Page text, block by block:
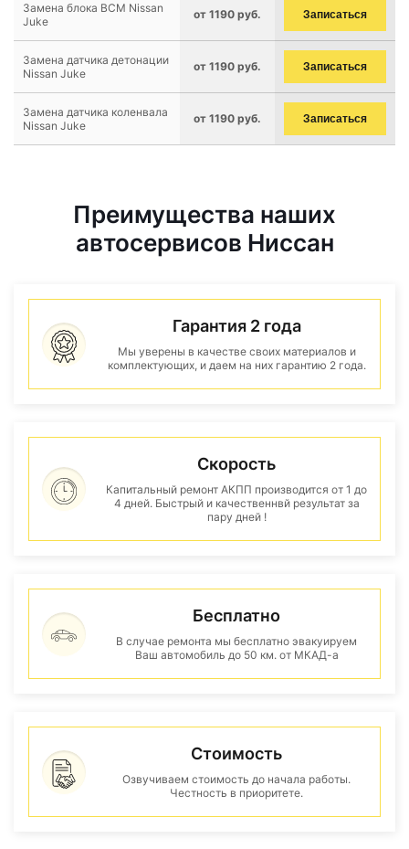
Замена блока BCM Nissan
Juke
от 1190 руб. Записаться
Замена датчика детонации
Nissan Juke
от 1190 руб. Записаться
Замена датчика коленвала
Nissan Juke
от 1190 руб. Записаться
Преимущества наших
автосервисов Ниссан
Гарантия 2 года
Мы уверены в качестве своих материалов и
комплектующих, и даем на них гарантию 2 года.
Скорость
Капитальный ремонт АКПП производится от 1 до
4 дней. Быстрый и качественнвй результат за
пару дней !
Бесплатно
В случае ремонта мы бесплатно эвакуируем
Ваш автомобиль до 50 км. от МКАД-а
Стоимость
Озвучиваем стоимость до начала работы.
Честность в приоритете.